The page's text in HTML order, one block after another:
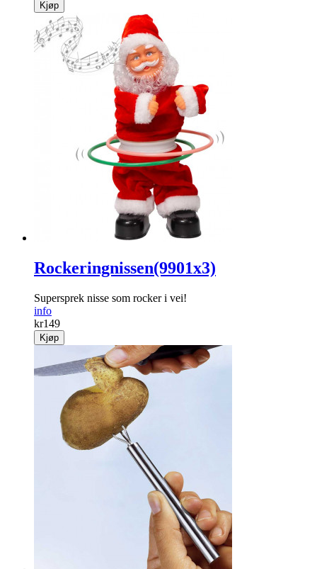
Kjøp
Rockeringnissen(9901x3)
Supersprek nisse som rocker i vei!
info
kr149
Kjøp